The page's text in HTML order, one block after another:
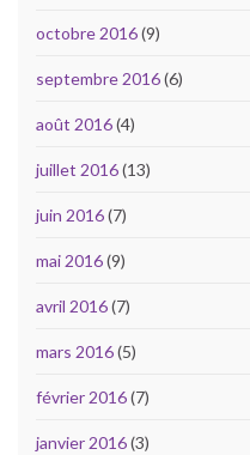
octobre 2016(9)
septembre 2016(6)
août 2016(4)
juillet 2016(13)
juin 2016(7)
mai 2016(9)
avril 2016(7)
mars 2016(5)
février 2016(7)
janvier 2016(3)